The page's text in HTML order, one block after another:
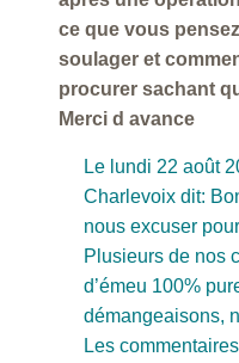
ce que vous
soulager et
procurer sachant
Merci d avance
Le lundi 22 août
Charlevoix dit:
nous excuser
Plusieurs de nos
d’émeu 100%
démangeaisons,
Les